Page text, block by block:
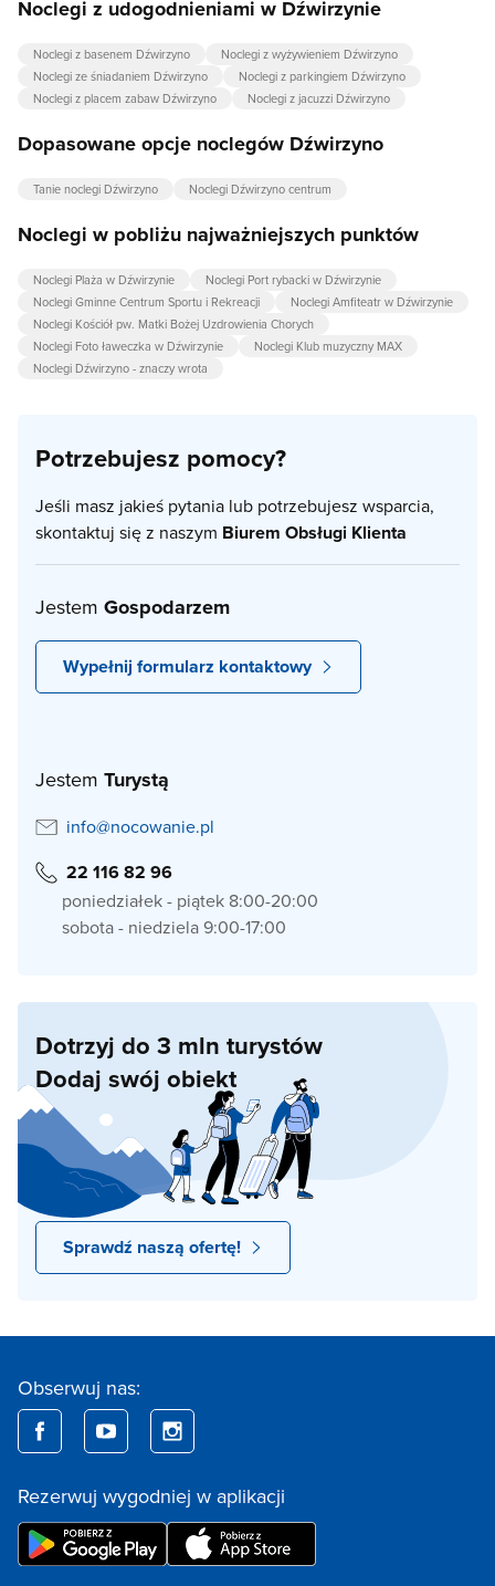
Noclegi z udogodnieniami w Dźwirzynie
Noclegi z basenem Dźwirzyno
Noclegi z wyżywieniem Dźwirzyno
Noclegi ze śniadaniem Dźwirzyno
Noclegi z parkingiem Dźwirzyno
Noclegi z placem zabaw Dźwirzyno
Noclegi z jacuzzi Dźwirzyno
Dopasowane opcje noclegów Dźwirzyno
Tanie noclegi Dźwirzyno Noclegi Dźwirzyno centrum
Noclegi w pobliżu najważniejszych punktów
Noclegi Plaża w Dźwirzynie
Noclegi Port rybacki w Dźwirzynie
Noclegi Gminne Centrum Sportu i Rekreacji
Noclegi Amfiteatr w Dźwirzynie
Noclegi Kościół pw. Matki Bożej Uzdrowienia Chorych
Noclegi Foto ławeczka w Dźwirzynie
Noclegi Klub muzyczny MAX
Noclegi Dźwirzyno - znaczy wrota
Potrzebujesz pomocy?
Jeśli masz jakieś pytania lub potrzebujesz wsparcia,
skontaktuj się z naszym Biurem Obsługi Klienta
Jestem Gospodarzem
Wypełnij formularz kontaktowy
Jestem Turystą
info@nocowanie.pl
22 116 82 96
poniedziałek - piątek 8:00-20:00
sobota - niedziela 9:00-17:00
Dotrzyj do 3 mln turystów
Dodaj swój obiekt
Sprawdź naszą ofertę!
Obserwuj nas:
Rezerwuj wygodniej w aplikacji